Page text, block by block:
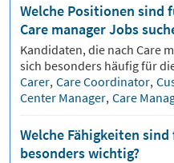
Welche Positionen sind
Care manager Jobs
Kandidaten, die nach Care
sich besonders häufig für
Carer, Care Coordinator,
Center Manager, Care
Welche Fähigkeiten
besonders wichtig?